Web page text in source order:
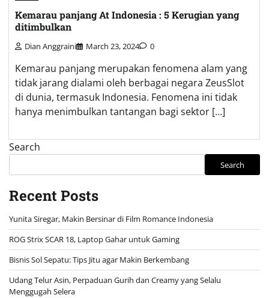
Kemarau panjang At Indonesia : 5 Kerugian yang
ditimbulkan
Dian Anggraini March 23, 2024 0
Kemarau panjang merupakan fenomena alam yang
tidak jarang dialami oleh berbagai negara ZeusSlot
di dunia, termasuk Indonesia. Fenomena ini tidak
hanya menimbulkan tantangan bagi sektor […]
Search
Search
Recent Posts
Yunita Siregar, Makin Bersinar di Film Romance Indonesia
ROG Strix SCAR 18, Laptop Gahar untuk Gaming
Bisnis Sol Sepatu: Tips Jitu agar Makin Berkembang
Udang Telur Asin, Perpaduan Gurih dan Creamy yang Selalu
Menggugah Selera